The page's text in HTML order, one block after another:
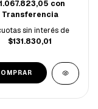
con
Transferencia
sin interés de
$131.830,01